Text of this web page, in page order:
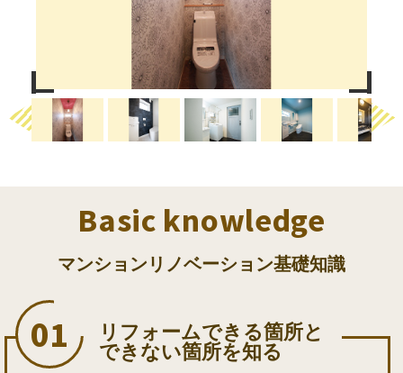
Previous
Basic knowledge
マンションリノベーション基礎知識
リフォームできる箇所と
できない箇所を知る